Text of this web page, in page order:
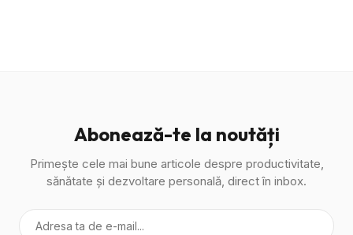
Abonează-te la noutăți
Primește cele mai bune articole despre productivitate,
sănătate și dezvoltare personală, direct în inbox.